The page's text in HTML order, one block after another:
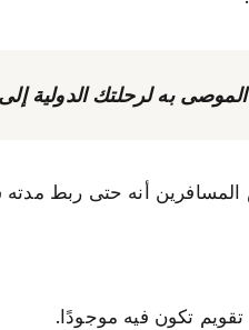
أنه حتى ربط مدته
تقويم تكون فيه موجودًا.